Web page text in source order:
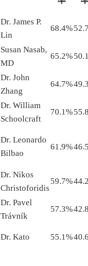
Dr. James P.
Lin
68.4%
Susan Nasab,
MD
65.2%
Dr. John
Zhang
64.7%
Dr. William
Schoolcraft
70.1%
Dr. Leonardo
Bilbao
61.9%
Dr. Nikos
Christoforidis
59.7%
Dr. Pavel
Trávník
57.3%
Dr. Kato 55.1%